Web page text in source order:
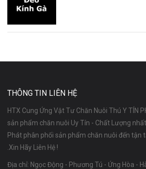
THÔNG TIN LIÊN HỆ
HTX Cung Ứng Vật Tư Chăn Nuôi Thú Y TÍN
sản phẩm chăn nuôi Uy Tín - Chất Lượng
Phát phân phối sản phẩm chăn nuôi đến tận
.Xin Hãy Liên Hệ !
Địa chỉ: Ngọc Động - Phương Tú - Ứng Hòa -